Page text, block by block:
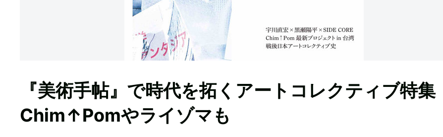
『美術手帖』で時代を拓くアートコレクティブ特集
Chim↑Pomやライゾマも